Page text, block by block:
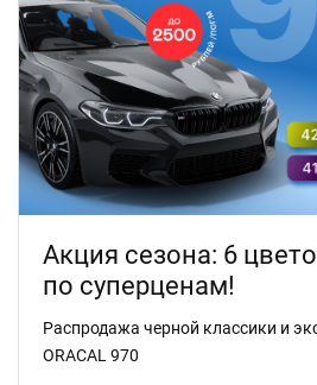
Акция сезона: 6
по суперценам!
Распродажа черной классики и
ORACAL 970